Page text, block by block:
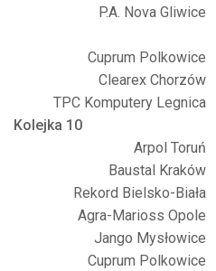
P.A. Nova Gliwice
Cuprum Polkowice
Clearex Chorzów
TPC Komputery Legnica
Kolejka 10
Arpol Toruń
Baustal Kraków
Rekord Bielsko-Biała
Agra-Marioss Opole
Jango Mysłowice
Cuprum Polkowice